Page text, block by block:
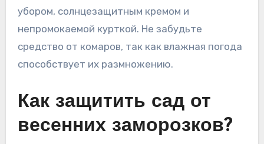
убором, солнцезащитным кремом и
непромокаемой курткой. Не забудьте
средство от комаров, так как влажная погода
способствует их размножению.
Как защитить сад от
весенних заморозков?